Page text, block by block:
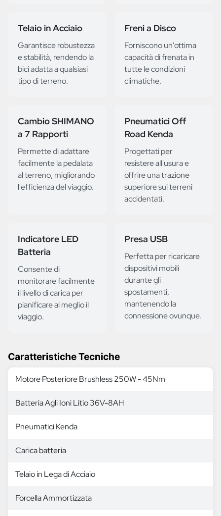
Telaio in Acciaio
Garantisce robustezza
e stabilità, rendendo la
bici adatta a qualsiasi
tipo di terreno.
Freni a Disco
Forniscono un'ottima
capacità di frenata in
tutte le condizioni
climatiche.
Cambio SHIMANO
a 7 Rapporti
Permette di adattare
facilmente la pedalata
al terreno, migliorando
l'efficienza del viaggio.
Pneumatici Off
Road Kenda
Progettati per
resistere all'usura e
offrire una trazione
superiore sui terreni
accidentati.
Indicatore LED
Batteria
Consente di
monitorare facilmente
il livello di carica per
pianificare al meglio il
viaggio.
Presa USB
Perfetta per ricaricare
dispositivi mobili
durante gli
spostamenti,
mantenendo la
connessione ovunque.
Caratteristiche Tecniche
Motore Posteriore Brushless 250W - 45Nm
Batteria Agli Ioni Litio 36V-8AH
Pneumatici Kenda
Carica batteria
Telaio in Lega di Acciaio
Forcella Ammortizzata